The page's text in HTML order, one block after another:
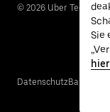
© 2026 Uber
Datenschutz
Sie
hier